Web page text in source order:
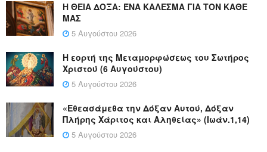
Η ΘΕΙΑ ΔΟΞΑ: ΈΝΑ ΚΑΛΕΣΜΑ ΓΙΑ ΤΟΝ ΚΑΘΕ
ΜΑΣ
5 Αυγούστου 2026
Η εορτή της Μεταμορφώσεως του Σωτήρος
Χριστού (6 Αυγούστου)
5 Αυγούστου 2026
«Εθεασάμεθα την Δόξαν Αυτού, Δόξαν
Πλήρης Χάριτος και Αληθείας» (Ιωάν.1,14)
5 Αυγούστου 2026